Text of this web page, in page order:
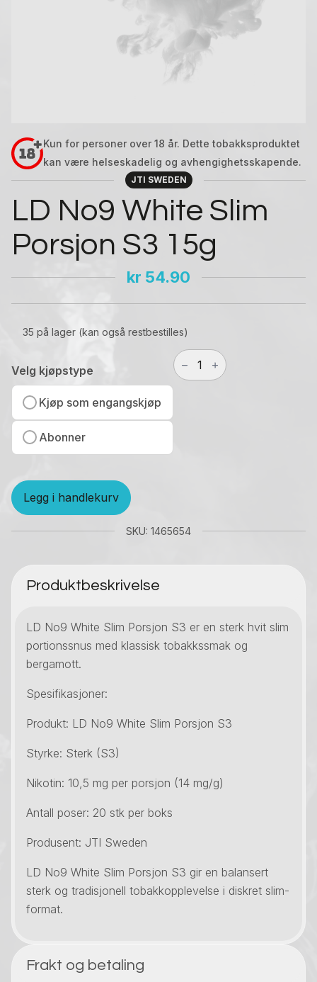
Kun for personer over 18 år. Dette tobakksproduktet
kan være helseskadelig og avhengighetsskapende.
JTI SWEDEN
LD No9 White Slim
Porsjon S3 15g
kr 54.90
35 på lager (kan også restbestilles)
Velg kjøpstype
Kjøp som engangskjøp
Abonner
LD
No9
White
Legg i handlekurv
SKU: 1465654
Produktbeskrivelse
LD No9 White Slim Porsjon S3 er en sterk hvit slim
portionssnus med klassisk tobakkssmak og
bergamott.
Spesifikasjoner:
Produkt: LD No9 White Slim Porsjon S3
Styrke: Sterk (S3)
Nikotin: 10,5 mg per porsjon (14 mg/g)
Antall poser: 20 stk per boks
Produsent: JTI Sweden
LD No9 White Slim Porsjon S3 gir en balansert
sterk og tradisjonell tobakkopplevelse i diskret slim-
format.
Frakt og betaling